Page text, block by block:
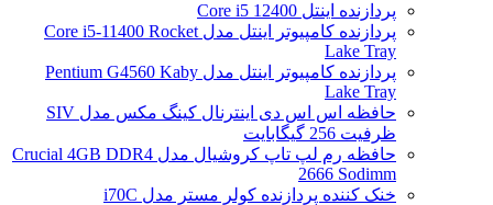
پردازنده اینتل Core i5 12400
پردازنده کامپیوتر اینتل مدل Core i5-11400 Rocket
Lake Tray
پردازنده کامپیوتر اینتل مدل Pentium G4560 Kaby
Lake Tray
حافظه اس اس دی اینترنال کینگ مکس مدل SIV
ظرفیت 256 گیگابایت
حافظه رم لپ تاپ کروشیال مدل Crucial 4GB DDR4
2666 Sodimm
خنک کننده پردازنده کولر مستر مدل i70C